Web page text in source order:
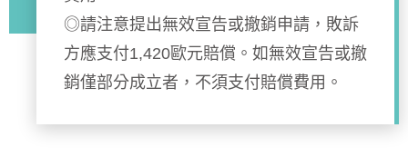
◎請注意提出無效宣告或撤銷申請，敗訴
方應支付1,420歐元賠償。如無效宣告或撤
銷僅部分成立者，不須支付賠償費用。